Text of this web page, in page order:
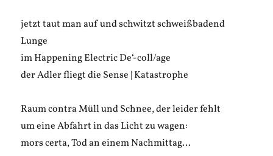
jetzt taut man auf und schwitzt schweißbadend
Lunge
im Happening Electric De‘-coll/age
der Adler fliegt die Sense | Katastrophe
Raum contra Müll und Schnee, der leider fehlt
um eine Abfahrt in das Licht zu wagen:
mors certa, Tod an einem Nachmittag…